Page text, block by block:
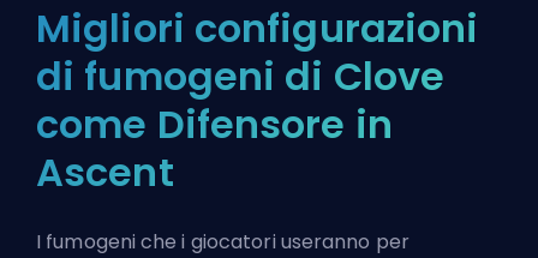
Migliori configurazioni
di fumogeni di Clove
come Difensore in
Ascent
I fumogeni che i giocatori useranno per